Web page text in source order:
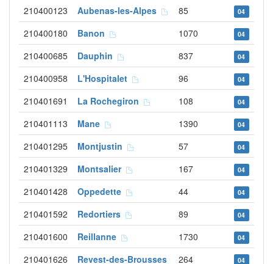
210400123 Aubenas-les-Alpes 85 04
210400180 Banon 1070 04
210400685 Dauphin 837 04
210400958 L'Hospitalet 96 04
210401691 La Rochegiron 108 04
210401113 Mane 1390 04
210401295 Montjustin 57 04
210401329 Montsalier 167 04
210401428 Oppedette 44 04
210401592 Redortiers 89 04
210401600 Reillanne 1730 04
210401626 Revest-des-Brousses 264 04